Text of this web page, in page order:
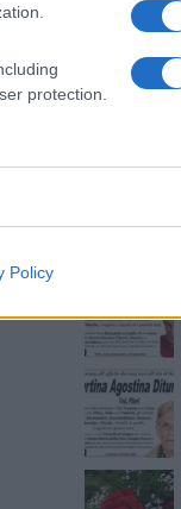
protection.
Policy